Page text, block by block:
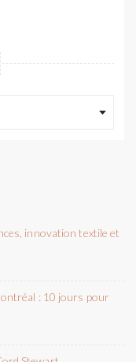
innovation textile et
: 10 jours pour